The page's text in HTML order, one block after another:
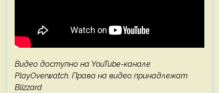
Видео доступно на YouTube-канале
PlayOverwatch. Права на видео принадлежат
Blizzard